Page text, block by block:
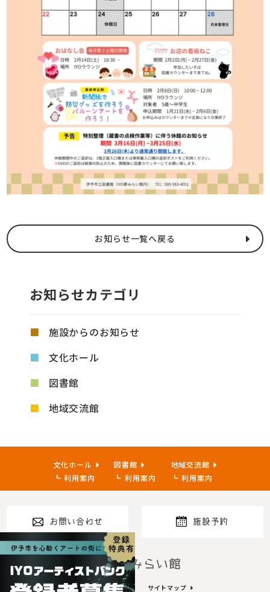
お知らせ一覧へ戻る
お知らせカテゴリ
施設からのお知らせ
文化ホール
図書館
地域交流館
文化ホール
利用案内
図書館
利用案内
地域交流館
利用案内
お問い合わせ 施設予約
指定管理者 プライバシーポリシー サイトマップ